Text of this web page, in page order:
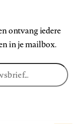
ontvang iedere
in je mailbox.